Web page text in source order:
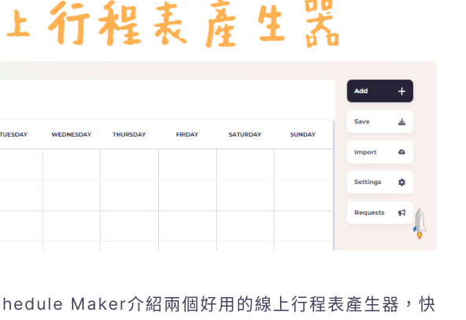
Maker介紹兩個好用的線上行程表產生器，快